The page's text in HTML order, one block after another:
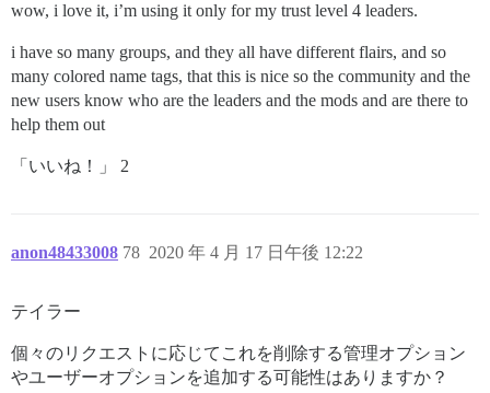
wow, i love it, i’m using it only for my trust level 4 leaders.
i have so many groups, and they all have different flairs, and so
many colored name tags, that this is nice so the community and the
new users know who are the leaders and the mods and are there to
help them out
「いいね！」 2
anon48433008 2020 年 4 月 17 日午後 12:22
78
テイラー
個々のリクエストに応じてこれを削除する管理オプション
やユーザーオプションを追加する可能性はありますか？